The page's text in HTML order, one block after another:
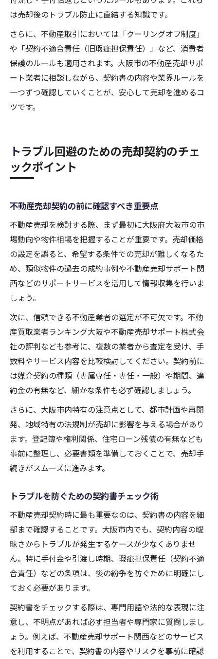
は売却後のトラブル防止に直結する知識です。
さらに、不動産取引においては「クーリングオフ制度」
や「契約不適合責任（旧瑕疵担保責任）」など、消費者
保護のルールも適用されます。大阪市の不動産売却サポ
ート業者に相談しながら、契約書の内容や業界ルールを
一つずつ確認していくことが、安心して売却を進めるコ
ツです。
トラブル回避のための売却契約のチェ
ックポイント
不動産売却契約の前に確認すべき重要点
不動産売却を検討する際、まず最初に大阪府大阪市の市
場動向や物件相場を把握することが重要です。売却価格
の設定を誤ると、希望する条件での売却が難しくなるた
め、類似物件の過去の成約事例や不動産売却サポート関
西などのサポートサービスを活用して情報収集を行いま
しょう。
次に、信頼できる不動産業者の選定が不可欠です。不動
産買取業者ランキング大阪や不動産売却サポート株式会
社の評判なども参考に、複数の業者から査定を受け、手
数料やサービス内容を比較検討してください。契約前に
は媒介契約の種類（専属専任・専任・一般）や期間、違
約金の有無など、細かな条件も必ず確認しましょう。
さらに、大阪市内特有の注意点として、都市計画や再開
発、地域特有の法規制が売却に影響を与える場合があり
ます。登記簿や権利関係、住宅ローン残債の有無なども
事前に整理し、必要書類を準備しておくことで、売却手
続きがスムーズに進みます。
トラブルを防ぐための契約書チェック術
不動産売却契約時に最も重要なのは、契約書の内容を細
部まで確認することです。大阪市内でも、契約内容の曖
昧さからトラブルが発生するケースが少なくありませ
ん。特に手付金や引渡し時期、瑕疵担保責任（契約不適
合責任）などの条項は、後の紛争を防ぐために明確にし
ておく必要があります。
契約書をチェックする際は、専門用語や法的な表現に注
意し、不明点があれば必ず担当者や専門家に質問しまし
ょう。例えば、不動産売却サポート関西などのサービス
を利用することで、契約書の内容やリスクを事前に確認